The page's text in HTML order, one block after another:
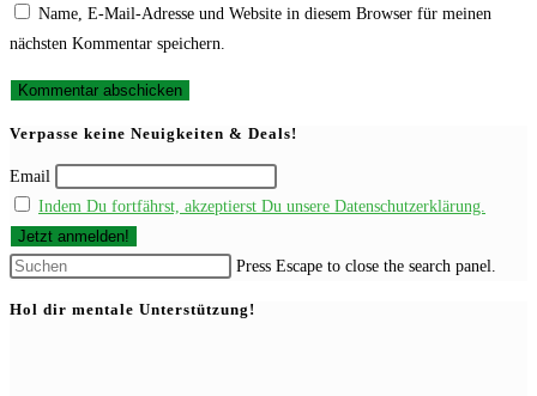
Name, E-Mail-Adresse und Website in diesem Browser für meinen
nächsten Kommentar speichern.
Verpasse keine Neuigkeiten & Deals!
Email
Indem Du fortfährst, akzeptierst Du unsere Datenschutzerklärung.
Press Escape to close the search panel.
Hol dir mentale Unterstützung!